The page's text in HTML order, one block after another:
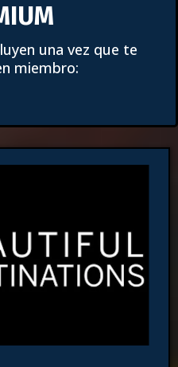
una vez que te
miembro: